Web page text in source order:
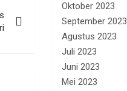
Oktober 2023
September 2023
Agustus 2023
Juli 2023
Juni 2023
Mei 2023